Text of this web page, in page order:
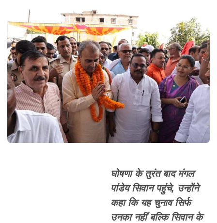
घोषणा के तुरंत बाद मंगल
पांडेय सिवान पहुंचे, उन्होंने
कहा कि यह चुनाव सिर्फ
उनका नहीं बल्कि सिवान के